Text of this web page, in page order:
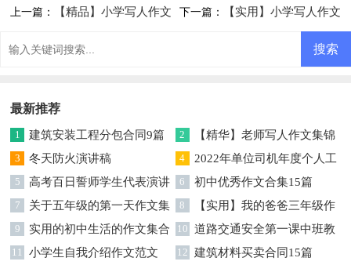
上一篇： 【精品】小学写人作文 下一篇： 【实用】小学写人作文
最新推荐
1 建筑安装工程分包合同9篇 2
【精华】老师写人作文集锦
七篇
3 冬天防火演讲稿 4
2022年单位司机年度个人工
作总结
5
高考百日誓师学生代表演讲
稿
6 初中优秀作文合集15篇
7
关于五年级的第一天作文集
合七篇
8
【实用】我的爸爸三年级作
文300字四篇
9
实用的初中生活的作文集合
七篇
10 道路交通安全第一课中班教
案模板（通用9篇）
11 小学生自我介绍作文范文 12 建筑材料买卖合同15篇